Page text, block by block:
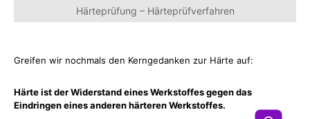
Härteprüfung – Härteprüfverfahren
Greifen wir nochmals den Kerngedanken zur Härte auf:
Härte ist der Widerstand eines Werkstoffes gegen das
Eindringen eines anderen härteren Werkstoffes.